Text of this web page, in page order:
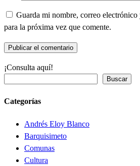
Guarda mi nombre, correo electrónico
para la próxima vez que comente.
¡Consulta aquí!
Buscar
Categorías
Andrés Eloy Blanco
Barquisimeto
Comunas
Cultura